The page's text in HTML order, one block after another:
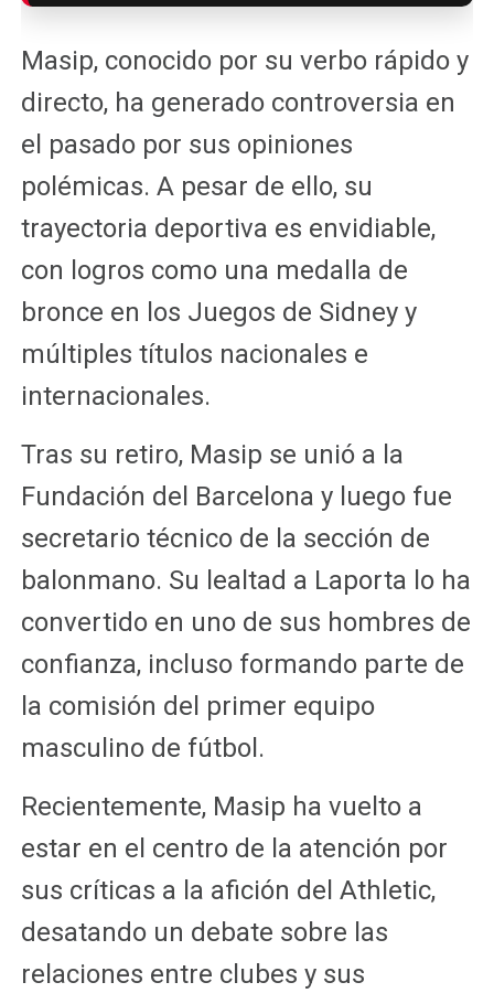
Masip, conocido por su verbo rápido y
directo, ha generado controversia en
el pasado por sus opiniones
polémicas. A pesar de ello, su
trayectoria deportiva es envidiable,
con logros como una medalla de
bronce en los Juegos de Sidney y
múltiples títulos nacionales e
internacionales.
Tras su retiro, Masip se unió a la
Fundación del Barcelona y luego fue
secretario técnico de la sección de
balonmano. Su lealtad a Laporta lo ha
convertido en uno de sus hombres de
confianza, incluso formando parte de
la comisión del primer equipo
masculino de fútbol.
Recientemente, Masip ha vuelto a
estar en el centro de la atención por
sus críticas a la afición del Athletic,
desatando un debate sobre las
relaciones entre clubes y sus